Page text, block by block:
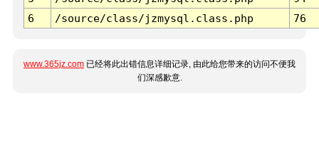
6
/source/class/jzmysql.class.php 76
www.365jz.com 已经将此出错信息详细记录, 由此给您带来的访问不便我
们深感歉意.